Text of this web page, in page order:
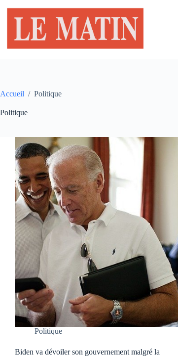
contenu
Accueil / Politique
Politique
Politique
Biden va dévoiler son gouvernement malgré la